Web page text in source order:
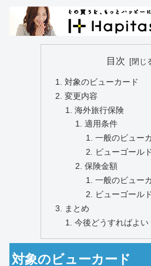
目次
対象のビューカード
変更内容
海外旅行保険
適用条件
一般のビュー
ビューゴール
保険金額
一般のビュー
ビューゴール
まとめ
今後どうすればよい
対象のビューカード